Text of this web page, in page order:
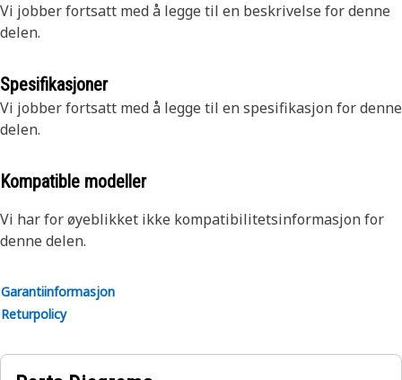
Vi jobber fortsatt med å legge til en beskrivelse for denne
delen.
Spesifikasjoner
Vi jobber fortsatt med å legge til en spesifikasjon for denne
delen.
Kompatible modeller
Vi har for øyeblikket ikke kompatibilitetsinformasjon for
denne delen.
Garantiinformasjon
Returpolicy